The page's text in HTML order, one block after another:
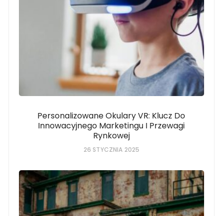
Personalizowane Okulary VR: Klucz Do
Innowacyjnego Marketingu I Przewagi
Rynkowej
26 STYCZNIA 2025